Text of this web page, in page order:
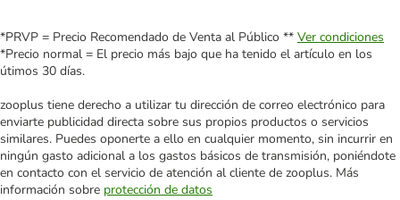
*PRVP = Precio Recomendado de Venta al Público ** Ver condiciones
*Precio normal = El precio más bajo que ha tenido el artículo en los
útimos 30 días.
zooplus tiene derecho a utilizar tu dirección de correo electrónico para
enviarte publicidad directa sobre sus propios productos o servicios
similares. Puedes oponerte a ello en cualquier momento, sin incurrir en
ningún gasto adicional a los gastos básicos de transmisión, poniéndote
en contacto con el servicio de atención al cliente de zooplus. Más
información sobre protección de datos